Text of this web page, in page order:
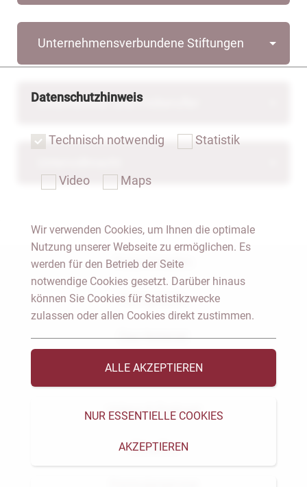
Unternehmensverbundene Stiftungen
Unternehmer und Freiberufler
Notar Dresden
Fachgebiete
Das Notariat
Vorträge & Veröffentlichungen
Videos & Podcast
Aktuelles
Datenschutzhinweis
Technisch notwendig Statistik
Video Maps
Wir verwenden Cookies, um Ihnen die optimale
Nutzung unserer Webseite zu ermöglichen. Es
werden für den Betrieb der Seite
notwendige Cookies gesetzt. Darüber hinaus
können Sie Cookies für Statistikzwecke
zulassen oder allen Cookies direkt zustimmen.
ALLE AKZEPTIEREN
NUR ESSENTIELLE COOKIES
AKZEPTIEREN